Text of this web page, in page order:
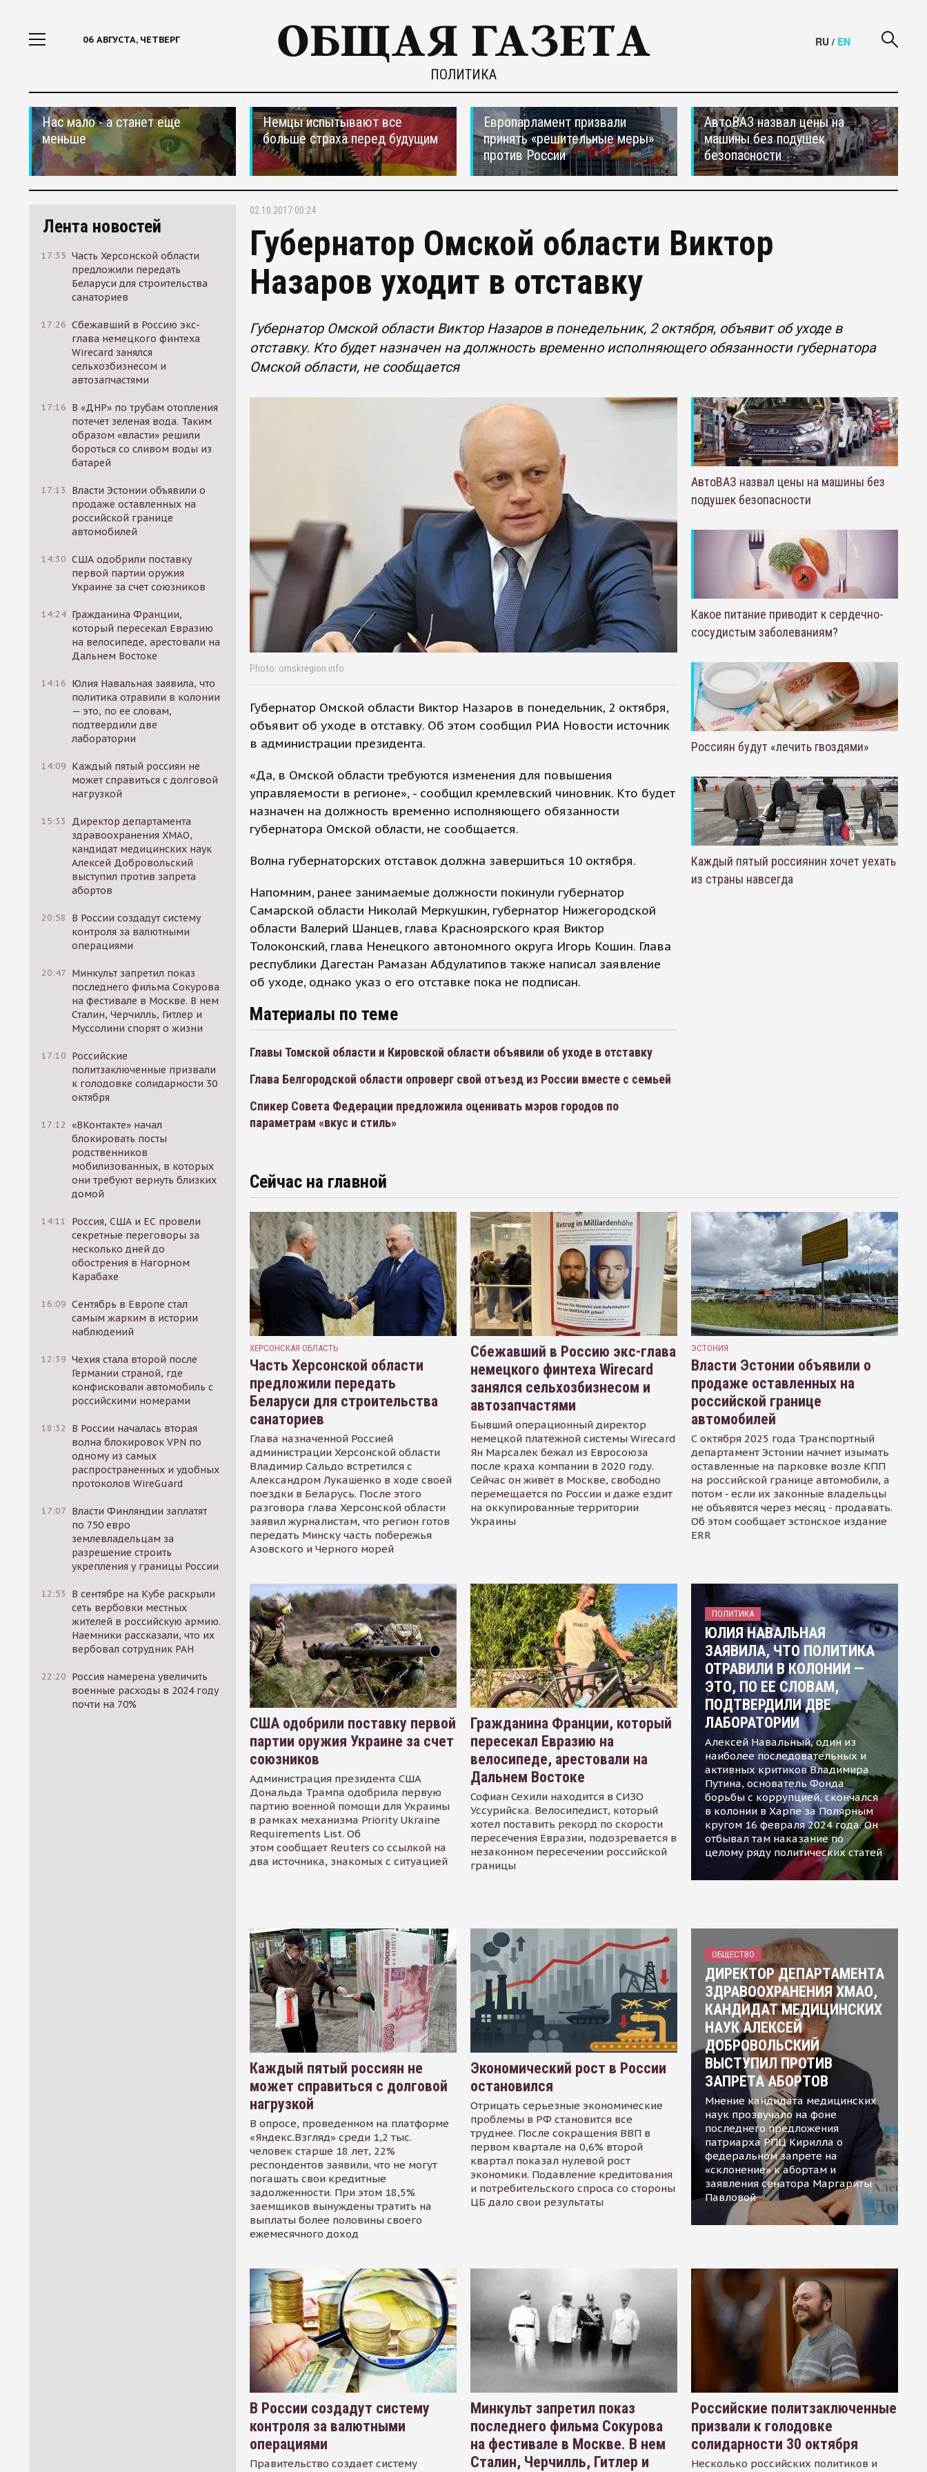
06 АВГУСТА, ЧЕТВЕРГ
ПОЛИТИКА
RU / EN
Нас мало - а станет еще
меньше
Немцы испытывают все
больше страха перед будущим
Европарламент призвали
принять «решительные меры»
против России
АвтоВАЗ назвал цены на
машины без подушек
безопасности
Лента новостей
17:35 Часть Херсонской области
предложили передать
Беларуси для строительства
санаториев
17:26 Сбежавший в Россию экс-
глава немецкого финтеха
Wirecard занялся
сельхозбизнесом и
автозапчастями
17:16 В «ДНР» по трубам отопления
потечет зеленая вода. Таким
образом «власти» решили
бороться со сливом воды из
батарей
17:13
Власти Эстонии объявили о
продаже оставленных на
российской границе
автомобилей
14:30 США одобрили поставку
первой партии оружия
Украине за счет союзников
14:24 Гражданина Франции,
который пересекал Евразию
на велосипеде, арестовали на
Дальнем Востоке
14:16 Юлия Навальная заявила, что
политика отравили в колонии
— это, по ее словам,
подтвердили две
лаборатории
14:09 Каждый пятый россиян не
может справиться с долговой
нагрузкой
15:33
Директор департамента
здравоохранения ХМАО,
кандидат медицинских наук
Алексей Добровольский
выступил против запрета
абортов
20:58
В России создадут систему
контроля за валютными
операциями
20:47 Минкульт запретил показ
последнего фильма Сокурова
на фестивале в Москве. В нем
Сталин, Черчилль, Гитлер и
Муссолини спорят о жизни
17:10 Российские
политзаключенные призвали
к голодовке солидарности 30
октября
17:12 «ВКонтакте» начал
блокировать посты
родственников
мобилизованных, в которых
они требуют вернуть близких
домой
14:11
Россия, США и ЕС провели
секретные переговоры за
несколько дней до
обострения в Нагорном
Карабахе
16:09 Сентябрь в Европе стал
самым жарким в истории
наблюдений
12:39 Чехия стала второй после
Германии страной, где
конфисковали автомобиль с
российскими номерами
18:32
В России началась вторая
волна блокировок VPN по
одному из самых
распространенных и удобных
протоколов WireGuard
17:07 Власти Финляндии заплатят
по 750 евро
землевладельцам за
разрешение строить
укрепления у границы России
12:53
В сентябре на Кубе раскрыли
сеть вербовки местных
жителей в российскую армию.
Наемники рассказали, что их
вербовал сотрудник РАН
22:20 Россия намерена увеличить
военные расходы в 2024 году
почти на 70%
02.10.2017 00:24
Губернатор Омской области Виктор
Назаров уходит в отставку
Губернатор Омской области Виктор Назаров в понедельник, 2 октября, объявит об уходе в
отставку. Кто будет назначен на должность временно исполняющего обязанности губернатора
Омской области, не сообщается
Photo: omskregion.info
Губернатор Омской области Виктор Назаров в понедельник, 2 октября,
объявит об уходе в отставку. Об этом сообщил РИА Новости источник
в администрации президента.
«Да, в Омской области требуются изменения для повышения
управляемости в регионе», - сообщил кремлевский чиновник. Кто будет
назначен на должность временно исполняющего обязанности
губернатора Омской области, не сообщается.
Волна губернаторских отставок должна завершиться 10 октября.
Напомним, ранее занимаемые должности покинули губернатор
Самарской области Николай Меркушкин, губернатор Нижегородской
области Валерий Шанцев, глава Красноярского края Виктор
Толоконский, глава Ненецкого автономного округа Игорь Кошин. Глава
республики Дагестан Рамазан Абдулатипов также написал заявление
об уходе, однако указ о его отставке пока не подписан.
Материалы по теме
Главы Томской области и Кировской области объявили об уходе в отставку
Глава Белгородской области опроверг свой отъезд из России вместе с семьей
Спикер Совета Федерации предложила оценивать мэров городов по
параметрам «вкус и стиль»
АвтоВАЗ назвал цены на машины без
подушек безопасности
Какое питание приводит к сердечно-
сосудистым заболеваниям?
Россиян будут «лечить гвоздями»
Каждый пятый россиянин хочет уехать
из страны навсегда
Сейчас на главной
ХЕРСОНСКАЯ ОБЛАСТЬ
Часть Херсонской области
предложили передать
Беларуси для строительства
санаториев
Глава назначенной Россией
администрации Херсонской области
Владимир Сальдо встретился с
Александром Лукашенко в ходе своей
поездки в Беларусь. После этого
разговора глава Херсонской области
заявил журналистам, что регион готов
передать Минску часть побережья
Азовского и Черного морей
Сбежавший в Россию экс-глава
немецкого финтеха Wirecard
занялся сельхозбизнесом и
автозапчастями
Бывший операционный директор
немецкой платёжной системы Wirecard
Ян Марсалек бежал из Евросоюза
после краха компании в 2020 году.
Сейчас он живёт в Москве, свободно
перемещается по России и даже ездит
на оккупированные территории
Украины
ЭСТОНИЯ
Власти Эстонии объявили о
продаже оставленных на
российской границе
автомобилей
С октября 2025 года Транспортный
департамент Эстонии начнет изымать
оставленные на парковке возле КПП
на российской границе автомобили, а
потом - если их законные владельцы
не объявятся через месяц - продавать.
Об этом сообщает эстонское издание
ERR
США одобрили поставку первой
партии оружия Украине за счет
союзников
Администрация президента США
Дональда Трампа одобрила первую
партию военной помощи для Украины
в рамках механизма Priority Ukraine
Requirements List. Об
этом сообщает Reuters со ссылкой на
два источника, знакомых с ситуацией
Гражданина Франции, который
пересекал Евразию на
велосипеде, арестовали на
Дальнем Востоке
Софиан Сехили находится в СИЗО
Уссурийска. Велосипедист, который
хотел поставить рекорд по скорости
пересечения Евразии, подозревается в
незаконном пересечении российской
границы
ПОЛИТИКА
ЮЛИЯ НАВАЛЬНАЯ
ЗАЯВИЛА, ЧТО ПОЛИТИКА
ОТРАВИЛИ В КОЛОНИИ —
ЭТО, ПО ЕЕ СЛОВАМ,
ПОДТВЕРДИЛИ ДВЕ
ЛАБОРАТОРИИ
Алексей Навальный, один из
наиболее последовательных и
активных критиков Владимира
Путина, основатель Фонда
борьбы с коррупцией, скончался
в колонии в Харпе за Полярным
кругом 16 февраля 2024 года. Он
отбывал там наказание по
целому ряду политических статей
Каждый пятый россиян не
может справиться с долговой
нагрузкой
В опросе, проведенном на платформе
«Яндекс.Взгляд» среди 1,2 тыс.
человек старше 18 лет, 22%
респондентов заявили, что не могут
погашать свои кредитные
задолженности. При этом 18,5%
заемщиков вынуждены тратить на
выплаты более половины своего
ежемесячного доход
Экономический рост в России
остановился
Отрицать серьезные экономические
проблемы в РФ становится все
труднее. После сокращения ВВП в
первом квартале на 0,6% второй
квартал показал нулевой рост
экономики. Подавление кредитования
и потребительского спроса со стороны
ЦБ дало свои результаты
ОБЩЕСТВО
ДИРЕКТОР ДЕПАРТАМЕНТА
ЗДРАВООХРАНЕНИЯ ХМАО,
КАНДИДАТ МЕДИЦИНСКИХ
НАУК АЛЕКСЕЙ
ДОБРОВОЛЬСКИЙ
ВЫСТУПИЛ ПРОТИВ
ЗАПРЕТА АБОРТОВ
Мнение кандидата медицинских
наук прозвучало на фоне
последнего предложения
патриарха РПЦ Кирилла о
федеральном запрете на
«склонение» к абортам и
заявления сенатора Маргариты
Павловой
В России создадут систему
контроля за валютными
операциями
Правительство создает систему
Минкульт запретил показ
последнего фильма Сокурова
на фестивале в Москве. В нем
Сталин, Черчилль, Гитлер и
Российские политзаключенные
призвали к голодовке
солидарности 30 октября
Несколько российских политиков и